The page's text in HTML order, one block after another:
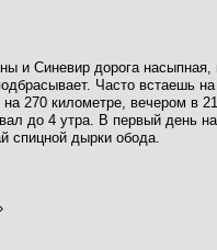
и Синевир дорога насыпная,
Часто встаешь
270 километре, вечером в
до 4 утра. В первый день
спицной дырки обода.